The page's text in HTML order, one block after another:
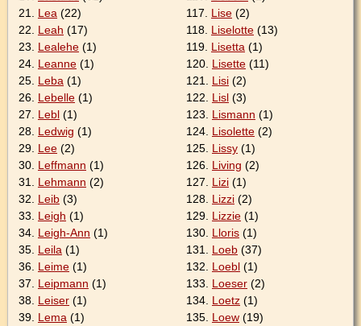
21. Lea (22)
22. Leah (17)
23. Lealehe (1)
24. Leanne (1)
25. Leba (1)
26. Lebelle (1)
27. Lebl (1)
28. Ledwig (1)
29. Lee (2)
30. Leffmann (1)
31. Lehmann (2)
32. Leib (3)
33. Leigh (1)
34. Leigh-Ann (1)
35. Leila (1)
36. Leime (1)
37. Leipmann (1)
38. Leiser (1)
39. Lema (1)
117. Lise (2)
118. Liselotte (13)
119. Lisetta (1)
120. Lisette (11)
121. Lisi (2)
122. Lisl (3)
123. Lismann (1)
124. Lisolette (2)
125. Lissy (1)
126. Living (2)
127. Lizi (1)
128. Lizzi (2)
129. Lizzie (1)
130. Lloris (1)
131. Loeb (37)
132. Loebl (1)
133. Loeser (2)
134. Loetz (1)
135. Loew (19)